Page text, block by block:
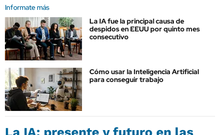
Informate más
La IA fue la principal causa de
despidos en EEUU por quinto mes
consecutivo
Cómo usar la Inteligencia Artificial
para conseguir trabajo